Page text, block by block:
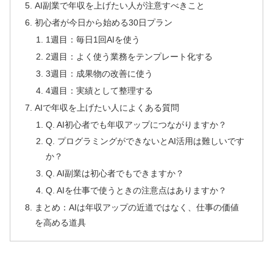
AI副業で年収を上げたい人が注意すべきこと
初心者が今日から始める30日プラン
1週目：毎日1回AIを使う
2週目：よく使う業務をテンプレート化する
3週目：成果物の改善に使う
4週目：実績として整理する
AIで年収を上げたい人によくある質問
Q. AI初心者でも年収アップにつながりますか？
Q. プログラミングができないとAI活用は難しいです
か？
Q. AI副業は初心者でもできますか？
Q. AIを仕事で使うときの注意点はありますか？
まとめ：AIは年収アップの近道ではなく、仕事の価値
を高める道具